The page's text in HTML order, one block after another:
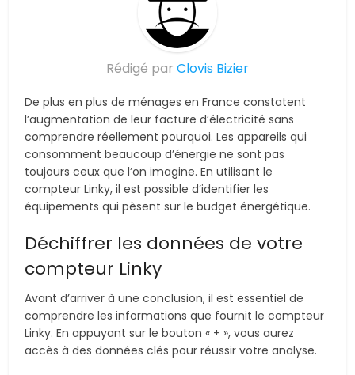
Rédigé par Clovis Bizier
De plus en plus de ménages en France constatent
l’augmentation de leur facture d’électricité sans
comprendre réellement pourquoi. Les appareils qui
consomment beaucoup d’énergie ne sont pas
toujours ceux que l’on imagine. En utilisant le
compteur Linky, il est possible d’identifier les
équipements qui pèsent sur le budget énergétique.
Déchiffrer les données de votre
compteur Linky
Avant d’arriver à une conclusion, il est essentiel de
comprendre les informations que fournit le compteur
Linky. En appuyant sur le bouton « + », vous aurez
accès à des données clés pour réussir votre analyse.